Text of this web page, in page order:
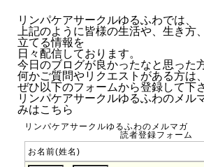
リンパケアサークルゆるふわでは、
上記のように皆様の生活や、生き方
立てる情報を
日々配信しております。
今日のブログが良かったなと思った
何かご質問やリクエストがある方は、
ぜひ以下のフォームから登録して下
リンパケアサークルゆるふわのメル
みはこちら
リンパケアサークルゆるふわのメルマガ
読者登録フォーム
お名前(姓名)